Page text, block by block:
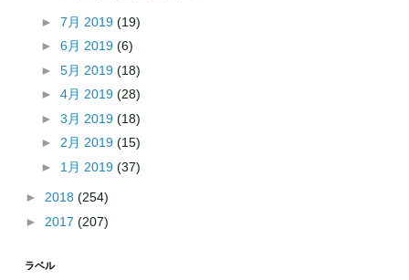
► 7月 2019 (19)
► 6月 2019 (6)
► 5月 2019 (18)
► 4月 2019 (28)
► 3月 2019 (18)
► 2月 2019 (15)
► 1月 2019 (37)
► 2018 (254)
► 2017 (207)
ラベル